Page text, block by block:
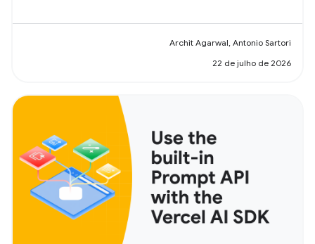
Archit Agarwal, Antonio Sartori
22 de julho de 2026